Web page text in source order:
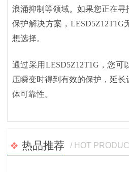
浪涌抑制等领域。如果您正在
保护解决方案，LESD5Z12T1G
想选择。
通过采用 LESD5Z12T1G，您
压瞬变时得到有效的保护，延
体可靠性。
热品推荐 / HOT